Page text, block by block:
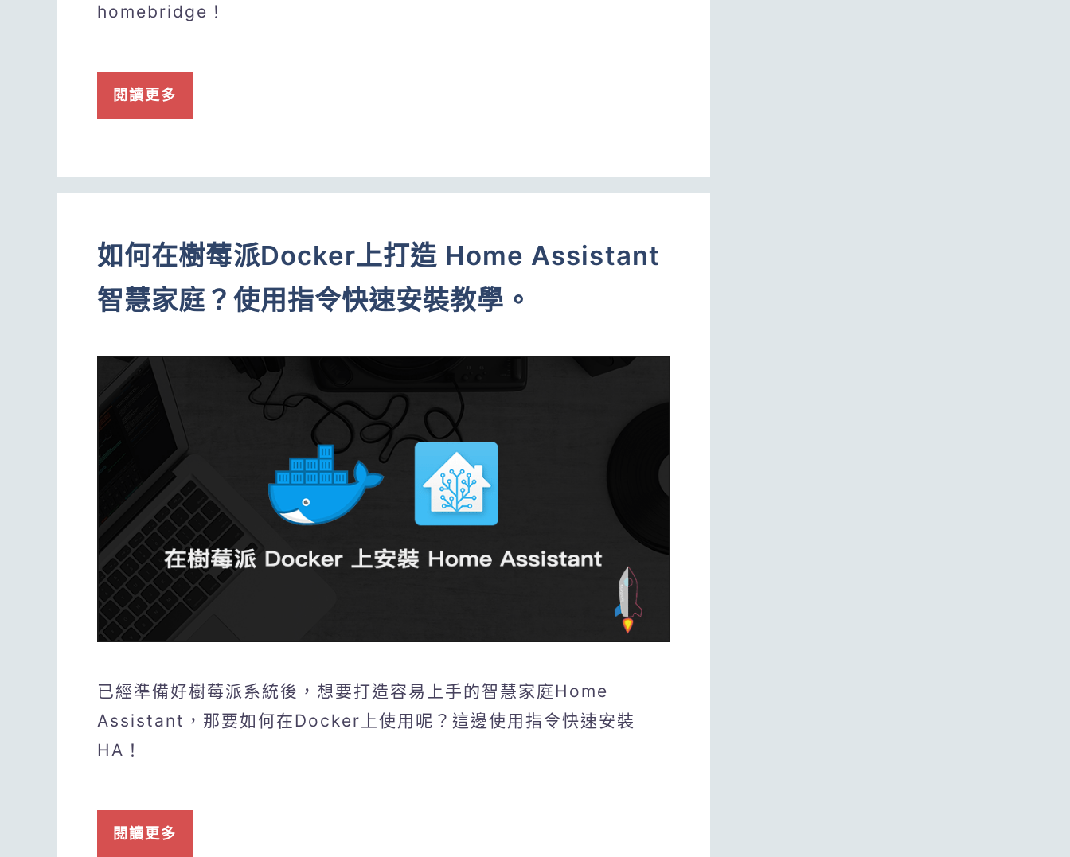
homebridge！
閱讀更多
如何在樹莓派Docker上打造 Home Assistant
智慧家庭？使用指令快速安裝教學。
已經準備好樹莓派系統後，想要打造容易上手的智慧家庭Home
Assistant，那要如何在Docker上使用呢？這邊使用指令快速安裝
HA！
閱讀更多